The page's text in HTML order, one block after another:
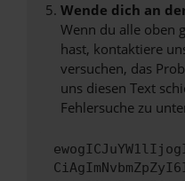
Wende dich an
Wenn du alle oben
hast, kontaktiere
versuchen, das
uns diesen Text
Fehlersuche zu